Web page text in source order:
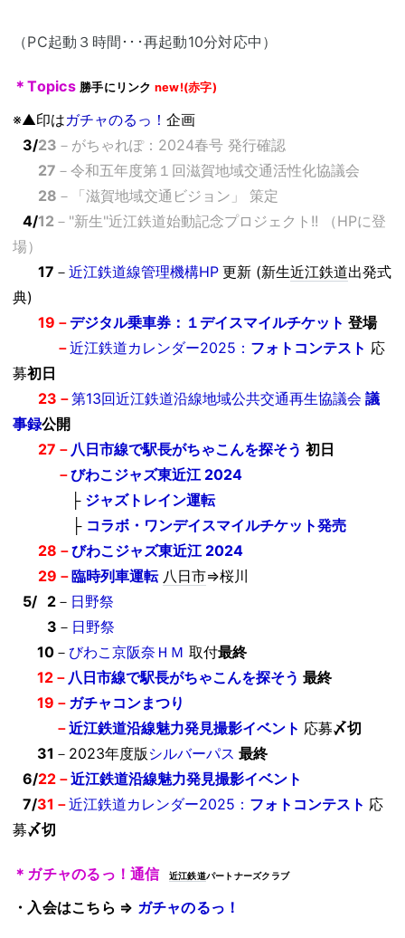
（PC起動３時間･･･再起動10分対応中）
＊Topics 勝手にリンク new!(赤字)
※▲印はガチャのるっ！ 企画
3/23 － がちゃれぽ： 2024春号 発行確認
27 － 令和五年度第１回滋賀地域交通活性化協議会
28 － 「滋賀地域交通ビジョン」
策定
4/12 － "新生"近江鉄道始動記念プロジェクト!!
（HPに登
場）
17 － 近江鉄道線管理機構HP 更新 (新生近江鉄道出発式
典)
19 －デジタル乗車券：１デイスマイルチケット 登場
－近江鉄道カレンダー2025： フォトコンテスト 応
募初日
23 －第13回近江鉄道沿線地域公共交通再生協議会 議
事録公開
27 － 八日市線で駅長がちゃこんを探そう 初日
－びわこジャズ東近江 2024
├ ジャズトレイン運転
├ コラボ・ワンデイスマイルチケット発売
28 －びわこジャズ東近江 2024
29 －臨時列車運転 八日市⇒桜川
5/ 2 － 日野祭
3 － 日野祭
10 － びわこ京阪奈ＨＭ 取付最終
12 － 八日市線で駅長がちゃこんを探そう 最終
19－ ガチャコンまつり
－近江鉄道沿線魅力発見撮影イベント 応募〆切
31 － 2023年度版 シルバーパス 最終
6/22－近江鉄道沿線魅力発見撮影イベント
7/31 －近江鉄道カレンダー2025： フォトコンテスト 応
募〆切
＊ガチャのるっ！通信 近江鉄道パートナーズクラブ
・入会はこちら ⇒ ガチャのるっ！